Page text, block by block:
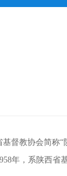
督教协会简称“
年，系陕西省